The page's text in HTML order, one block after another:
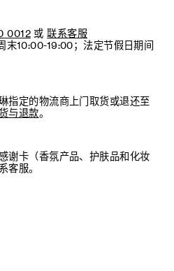
0012 或 联系客服
末10:00-19:00；法定节假日期间
指定的物流商上门取货或退还至
与退款。
谢卡（香氛产品、护肤品和化妆
客服。